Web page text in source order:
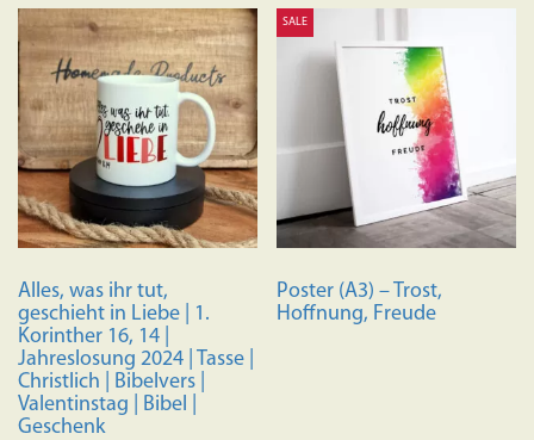
Alles, was ihr tut,
geschieht in Liebe | 1.
Korinther 16, 14 |
Jahreslosung 2024 | Tasse |
Christlich | Bibelvers |
Valentinstag | Bibel |
Geschenk
SALE
Poster (A3) – Trost,
Hoffnung, Freude